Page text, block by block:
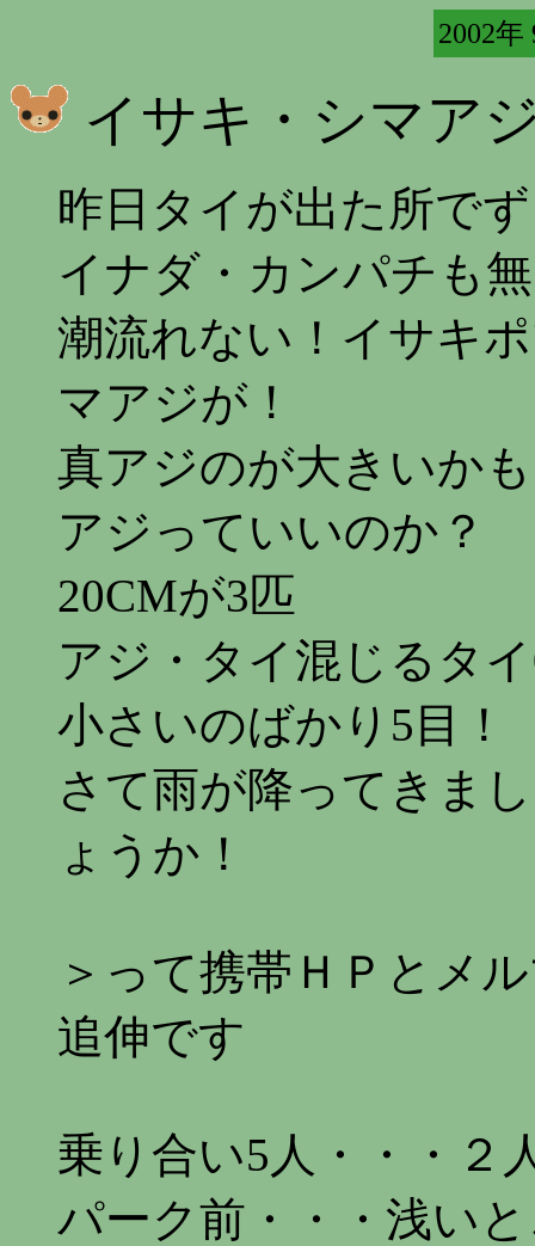
2002年
イサキ・シマア
昨日タイが出た所で
イナダ・カンパチも
潮流れない！イサキ
マアジが！
真アジのが大きいか
アジっていいのか？
20CMが3匹
アジ・タイ混じるタ
小さいのばかり5目！
さて雨が降ってきま
ょうか！
＞って携帯ＨＰとメ
追伸です
乗り合い5人・・・
パーク前・・・浅い